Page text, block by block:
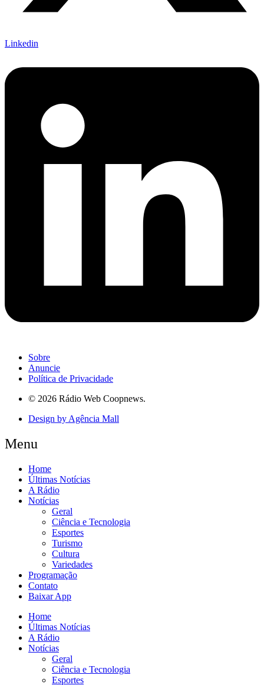
Linkedin
Sobre
Anuncie
Política de Privacidade
© 2026 Rádio Web Coopnews.
Design by Agência Mall
Menu
Home
Últimas Notícias
A Rádio
Notícias
Geral
Ciência e Tecnologia
Esportes
Turismo
Cultura
Variedades
Programação
Contato
Baixar App
Home
Últimas Notícias
A Rádio
Notícias
Geral
Ciência e Tecnologia
Esportes